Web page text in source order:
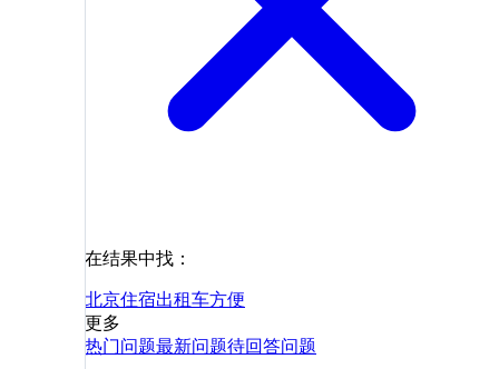
在结果中找：
北京住宿出租车方便
更多
热门问题最新问题待回答问题